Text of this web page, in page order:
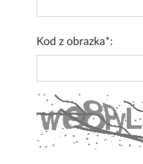
Kod z obrazka*: